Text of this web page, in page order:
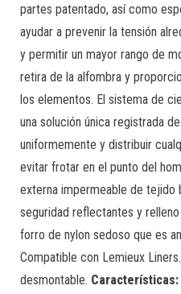
partes patentado, así como
ayudar a prevenir la tensión
y permitir un mayor rango de
retira de la alfombra y
los elementos. El sistema de
una solución única registrada
uniformemente y distribuir
evitar frotar en el punto del
externa impermeable de tejido
seguridad reflectantes y
forro de nylon sedoso que es
Compatible con Lemieux
desmontable. Características: